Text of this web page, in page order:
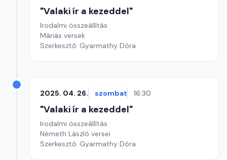
"Valaki ír a kezeddel"
Irodalmi összeállítás
Máriás versek
Szerkesztő: Gyarmathy Dóra
2025. 04. 26. szombat 16:30
"Valaki ír a kezeddel"
Irodalmi összeállítás
Németh László versei
Szerkesztő: Gyarmathy Dóra